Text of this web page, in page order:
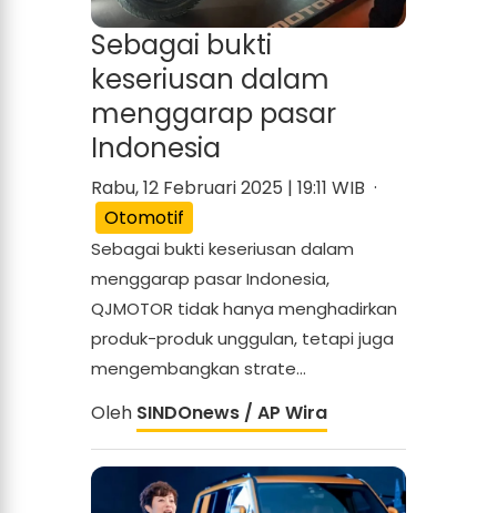
Sebagai bukti
keseriusan dalam
menggarap pasar
Indonesia
Rabu, 12 Februari 2025 | 19:11 WIB ·
Otomotif
Sebagai bukti keseriusan dalam
menggarap pasar Indonesia,
QJMOTOR tidak hanya menghadirkan
produk-produk unggulan, tetapi juga
mengembangkan strate...
Oleh SINDOnews / AP Wira